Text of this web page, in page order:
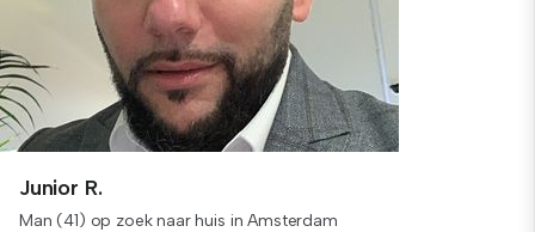
Junior R.
Man (41) op zoek naar huis in Amsterdam